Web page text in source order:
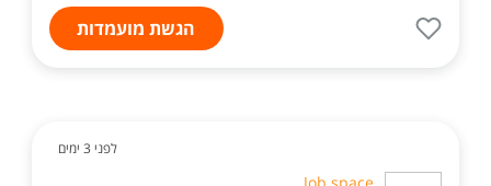
הגשת מועמדות
לפני 3 ימים